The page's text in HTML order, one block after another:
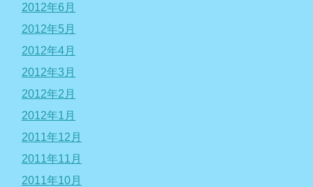
2012年6月
2012年5月
2012年4月
2012年3月
2012年2月
2012年1月
2011年12月
2011年11月
2011年10月